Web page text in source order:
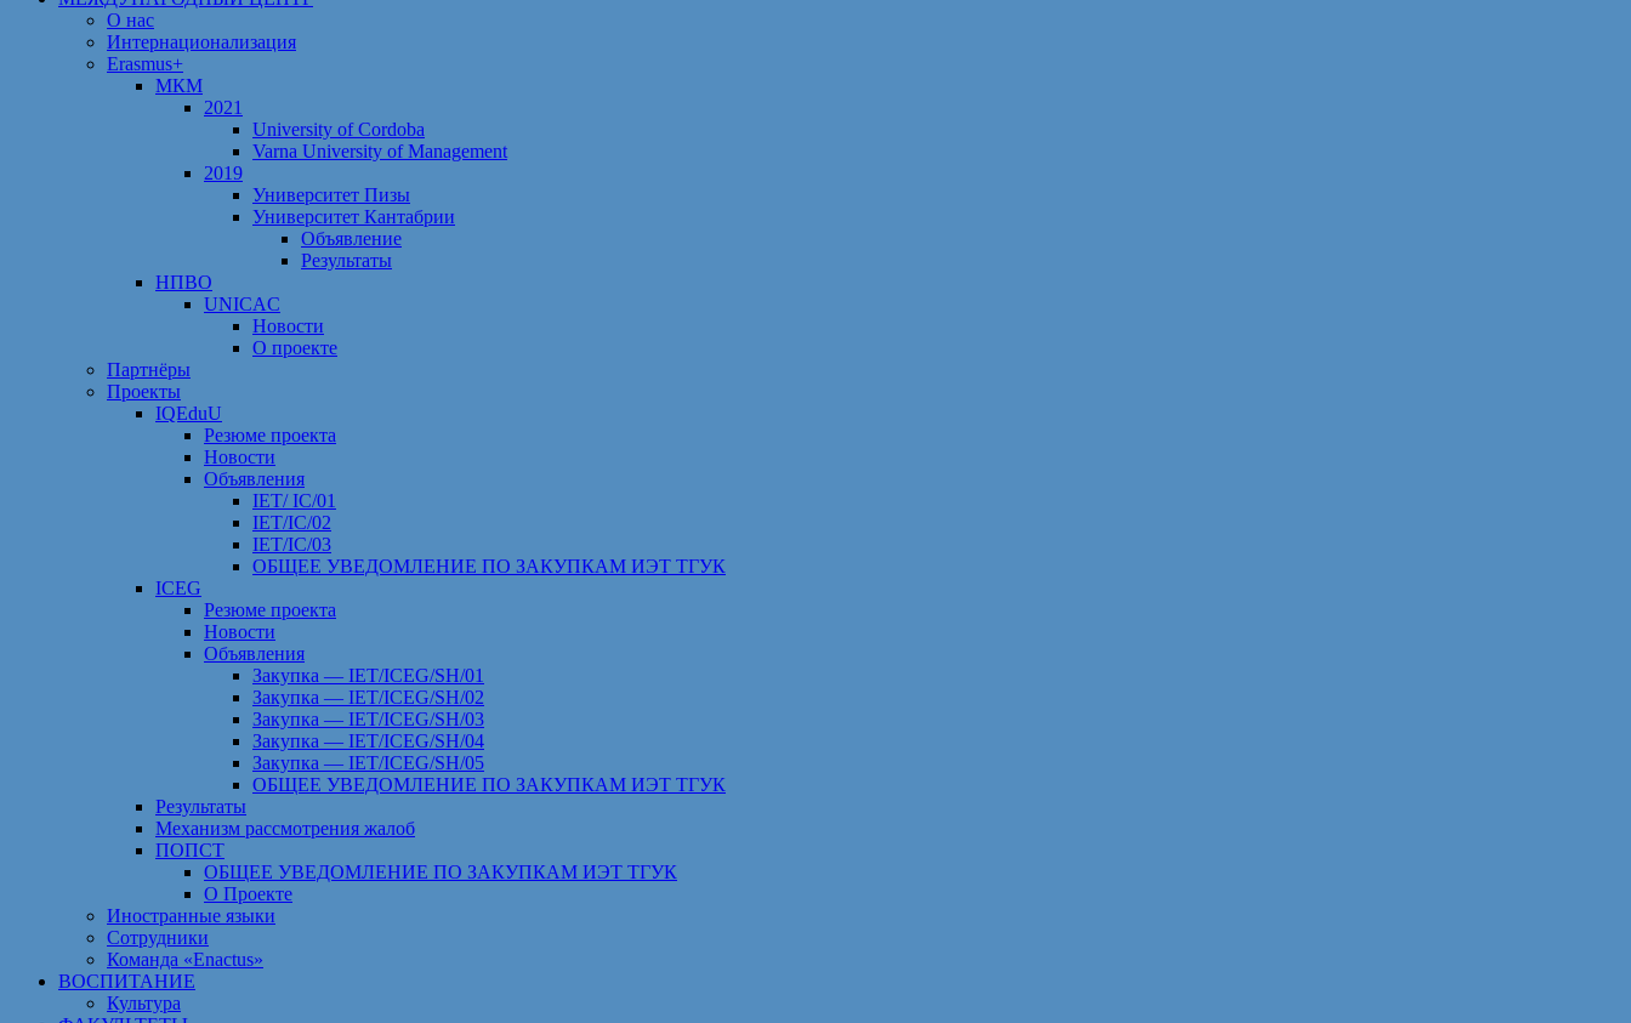
О нас
Интернационализация
Erasmus+
МКМ
2021
University of Cordoba
Varna University of Management
2019
Университет Пизы
Университет Кантабрии
Объявление
Результаты
НПВО
UNICAC
Новости
О проекте
Партнёры
Проекты
IQEduU
Резюме проекта
Новости
Объявления
IET/ IC/01
IET/IC/02
IET/IC/03
ОБЩЕЕ УВЕДОМЛЕНИЕ ПО ЗАКУПКАМ ИЭТ ТГУК
ICEG
Резюме проекта
Новости
Объявления
Закупка — IET/ICEG/SH/01
Закупка — IET/ICEG/SH/02
Закупка — IET/ICEG/SH/03
Закупка — IET/ICEG/SH/04
Закупка — IET/ICEG/SH/05
ОБЩЕЕ УВЕДОМЛЕНИЕ ПО ЗАКУПКАМ ИЭТ ТГУК
Результаты
Механизм рассмотрения жалоб
ПОПСТ
ОБЩЕЕ УВЕДОМЛЕНИЕ ПО ЗАКУПКАМ ИЭТ ТГУК
О Проекте
Иностранные языки
Сотрудники
Команда «Enactus»
ВОСПИТАНИЕ
Культура